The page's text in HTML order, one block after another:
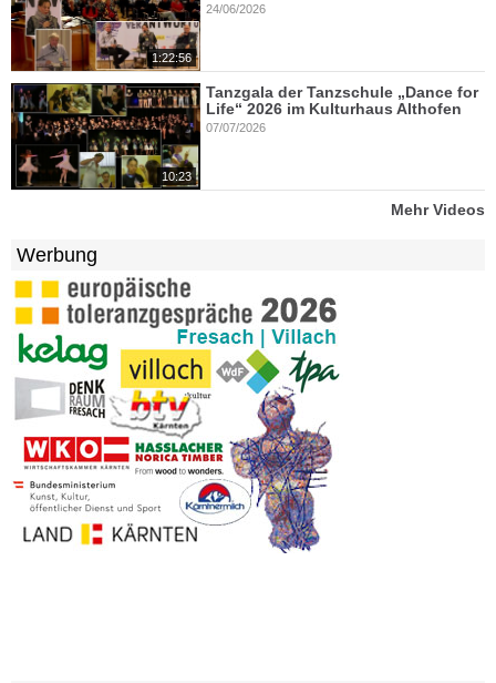
1:22:56
24/06/2026
10:23
Tanzgala der Tanzschule „Dance for
Life“ 2026 im Kulturhaus Althofen
07/07/2026
Mehr Videos
Werbung